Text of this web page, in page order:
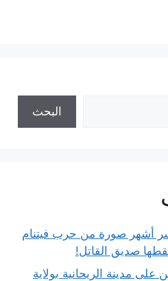
البحث
صورة من حرب فيتنام
صديق القاتل!
مدينة الريحانية بولاية